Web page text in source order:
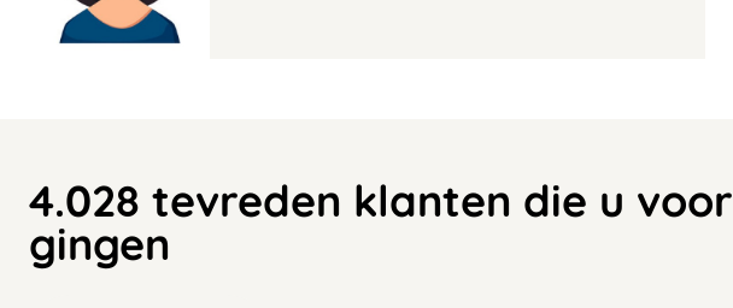
4.028 tevreden klanten die u voor
gingen